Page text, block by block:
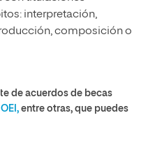
interpretación,
composición o
de acuerdos de becas
OEI, entre otras, que puedes